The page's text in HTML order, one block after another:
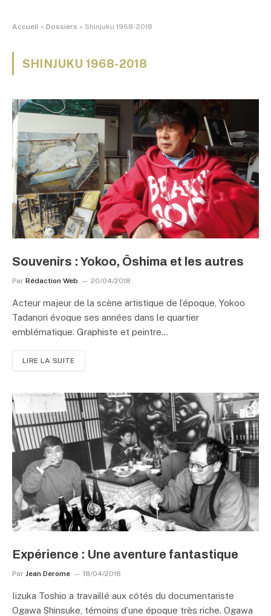
Accueil » Dossiers » Shinjuku 1968-2018
SHINJUKU 1968-2018
Souvenirs : Yokoo, Ôshima et les autres
Par Rédaction Web 20/04/2018
Acteur majeur de la scène artistique de l’époque, Yokoo
Tadanori évoque ses années dans le quartier
emblématique. Graphiste et peintre…
LIRE LA SUITE
Expérience : Une aventure fantastique
Par Jean Derome 18/04/2018
Iizuka Toshio a travaillé aux côtés du documentariste
Ogawa Shinsuke, témoins d’une époque très riche. Ogawa